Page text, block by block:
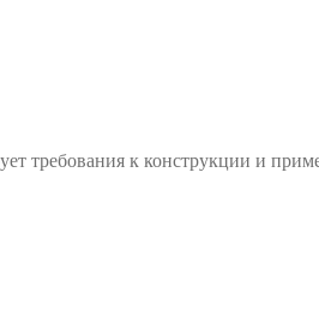
требования к конструкции и